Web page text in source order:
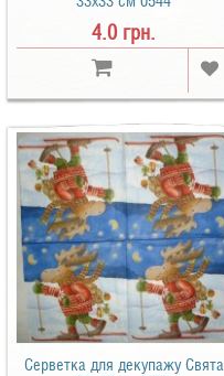
4.0 грн.
Серветка для декупажу Свята